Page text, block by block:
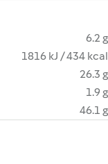
6.2 g
1816 kJ / 434 kcal
26.3 g
1.9 g
46.1 g